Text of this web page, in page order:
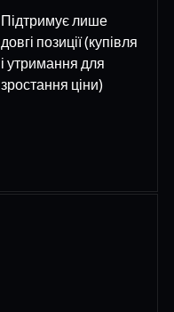
Підтримує лише
довгі позиції (купівля
і утримання для
зростання ціни)